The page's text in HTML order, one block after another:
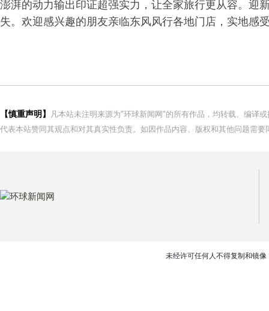
澎湃的动力输出印证超强实力，让全家旅行更从容。迎
失。欢迎感兴趣的朋友亲临东风风行各地门店，实地感
【慎重声明】
凡本站未注明来源为"环球新闻网"的所有作品，均转载、编译
代表本站赞同其观点和对其真实性负责。如因作品内容、版权和其他问题需
未经许可任何人不得复制和镜